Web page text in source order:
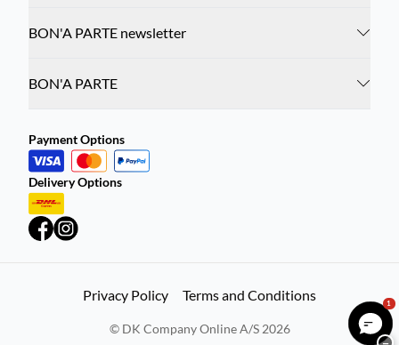
BON'A PARTE newsletter
BON'A PARTE
Payment Options
Delivery Options
Privacy Policy Terms and Conditions
© DK Company Online A/S 2026
1